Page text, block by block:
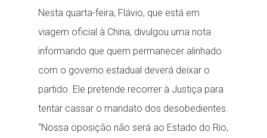
Nesta quarta-feira, Flávio, que está em
viagem oficial à China, divulgou uma nota
informando que quem permanecer alinhado
com o governo estadual deverá deixar o
partido. Ele pretende recorrer à Justiça para
tentar cassar o mandato dos desobedientes.
“Nossa oposição não será ao Estado do Rio,